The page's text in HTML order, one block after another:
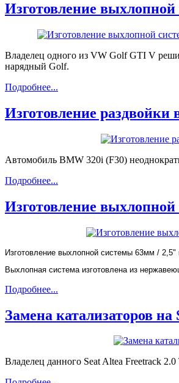
http://www.joomla3x.ru/joomla3-
Изготовление
Владелец одного из VW Golf GTI V
нарядный Golf.
Подробнее...
Изготовление
Автомобиль BMW 320i (F30)
Подробнее...
Изготовление
Изготовление выхлопной системы 63мм /
Выхлопная система изготовлена из
Подробнее...
Замена катализаторов
Владелец данного Seat Altea Freetrack